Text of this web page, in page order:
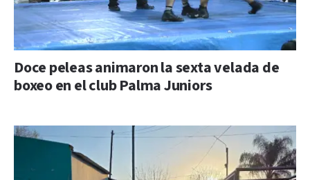
Doce peleas animaron la sexta velada de
boxeo en el club Palma Juniors